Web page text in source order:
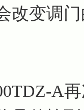
改变调
A